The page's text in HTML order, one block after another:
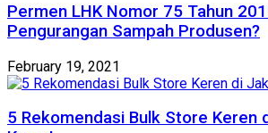
Permen LHK Nomor 75 Tahun
Pengurangan Sampah Produsen?
February 19, 2021
5 Rekomendasi Bulk Store Keren